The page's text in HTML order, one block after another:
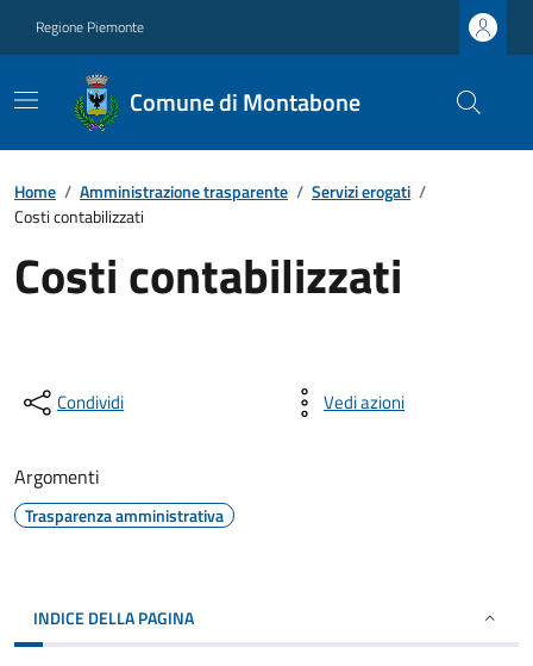
Regione Piemonte
Comune di Montabone
Home / Amministrazione trasparente / Servizi erogati /
Costi contabilizzati
Costi contabilizzati
Condividi Vedi azioni
Argomenti
Trasparenza amministrativa
INDICE DELLA PAGINA